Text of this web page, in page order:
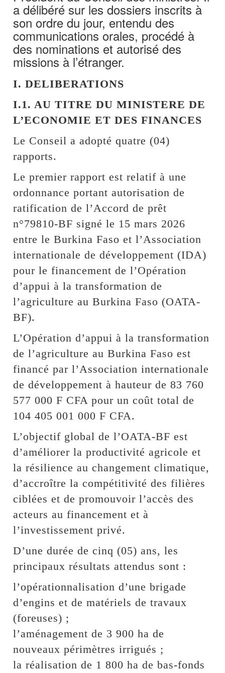
a délibéré sur les dossiers inscrits à
son ordre du jour, entendu des
communications orales, procédé à
des nominations et autorisé des
missions à l’étranger.
I. DELIBERATIONS
I.1. AU TITRE DU MINISTERE DE
L’ECONOMIE ET DES FINANCES
Le Conseil a adopté quatre (04)
rapports.
Le premier rapport est relatif à une
ordonnance portant autorisation de
ratification de l’Accord de prêt
n°79810-BF signé le 15 mars 2026
entre le Burkina Faso et l’Association
internationale de développement (IDA)
pour le financement de l’Opération
d’appui à la transformation de
l’agriculture au Burkina Faso (OATA-
BF).
L’Opération d’appui à la transformation
de l’agriculture au Burkina Faso est
financé par l’Association internationale
de développement à hauteur de 83 760
577 000 F CFA pour un coût total de
104 405 001 000 F CFA.
L’objectif global de l’OATA-BF est
d’améliorer la productivité agricole et
la résilience au changement climatique,
d’accroître la compétitivité des filières
ciblées et de promouvoir l’accès des
acteurs au financement et à
l’investissement privé.
D’une durée de cinq (05) ans, les
principaux résultats attendus sont :
l’opérationnalisation d’une brigade
d’engins et de matériels de travaux
(foreuses) ;
l’aménagement de 3 900 ha de
nouveaux périmètres irrigués ;
la réalisation de 1 800 ha de bas-fonds